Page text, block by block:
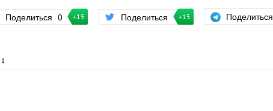
Поделиться 0 +15 Поделиться +15 Поделиться
1